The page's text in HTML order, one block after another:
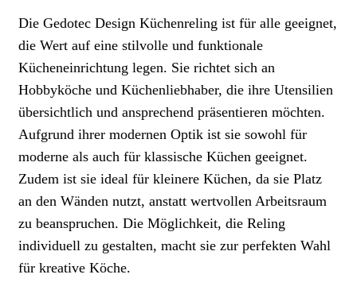
Die Gedotec Design Küchenreling ist für alle geeignet,
die Wert auf eine stilvolle und funktionale
Kücheneinrichtung legen. Sie richtet sich an
Hobbyköche und Küchenliebhaber, die ihre Utensilien
übersichtlich und ansprechend präsentieren möchten.
Aufgrund ihrer modernen Optik ist sie sowohl für
moderne als auch für klassische Küchen geeignet.
Zudem ist sie ideal für kleinere Küchen, da sie Platz
an den Wänden nutzt, anstatt wertvollen Arbeitsraum
zu beanspruchen. Die Möglichkeit, die Reling
individuell zu gestalten, macht sie zur perfekten Wahl
für kreative Köche.